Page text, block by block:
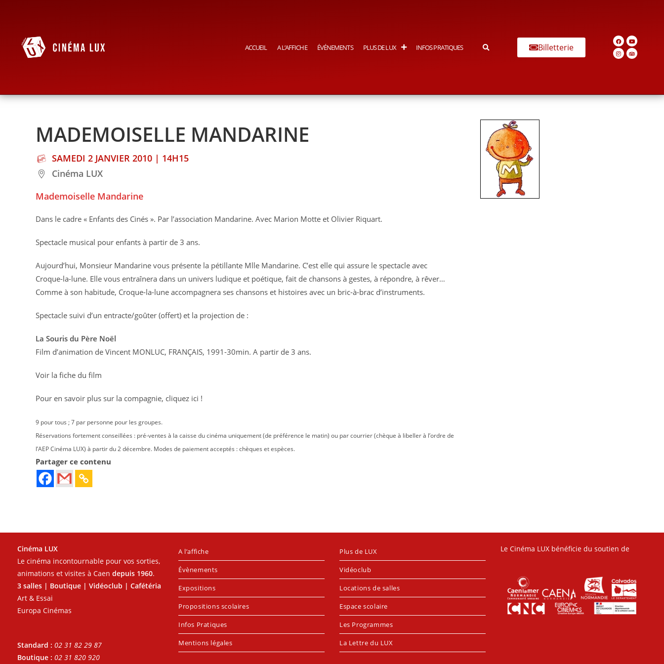
ACCUEIL A L’AFFICHE ÉVÉNEMENTS PLUS DE LUX INFOS PRATIQUES Billetterie
MADEMOISELLE MANDARINE
SAMEDI 2 JANVIER 2010 | 14H15
Cinéma LUX
Mademoiselle Mandarine
Dans le cadre « Enfants des Cinés ». Par l’association Mandarine. Avec Marion Motte et Olivier Riquart.
Spectacle musical pour enfants à partir de 3 ans.
Aujourd’hui, Monsieur Mandarine vous présente la pétillante Mlle Mandarine. C’est elle qui assure le spectacle avec
Croque-la-lune. Elle vous entraînera dans un univers ludique et poétique, fait de chansons à gestes, à répondre, à rêver…
Comme à son habitude, Croque-la-lune accompagnera ses chansons et histoires avec un bric-à-brac d’instruments.
Spectacle suivi d’un entracte/goûter (offert) et la projection de :
La Souris du Père Noël
Film d’animation de Vincent MONLUC, FRANÇAIS, 1991-30min. A partir de 3 ans.
Voir la fiche du film
Pour en savoir plus sur la compagnie, cliquez ici !
9 pour tous ; 7 par personne pour les groupes.
Réservations fortement conseillées : pré-ventes à la caisse du cinéma uniquement (de préférence le matin) ou par courrier (chèque à libeller à l’ordre de
l’AEP Cinéma LUX) à partir du 2 décembre. Modes de paiement acceptés : chèques et espèces.
Partager ce contenu
Cinéma LUX
Le cinéma incontournable pour vos sorties,
animations et visites à Caen depuis 1960.
3 salles | Boutique | Vidéoclub | Cafétéria
Art & Essai
Europa Cinémas
Standard : 02 31 82 29 87
Boutique : 02 31 820 920
A l’affiche
Évènements
Expositions
Propositions scolaires
Infos Pratiques
Mentions légales
Plus de LUX
Vidéoclub
Locations de salles
Espace scolaire
Les Programmes
La Lettre du LUX
Le Cinéma LUX bénéficie du soutien de